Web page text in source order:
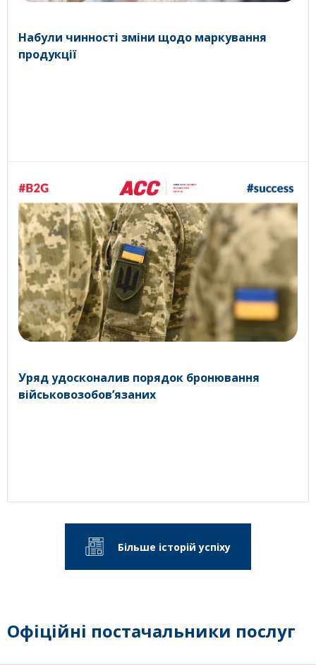
Набули чинності зміни щодо маркування
продукції
Уряд удосконалив порядок бронювання
військовозобов’язаних
Більше історій успіху
Офіційні постачальники послуг